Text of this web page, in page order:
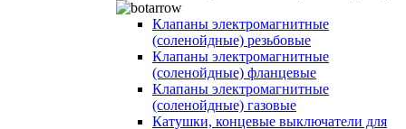
Клапаны электромагнитные
(соленойдные) резьбовые
Клапаны электромагнитные
(соленойдные) фланцевые
Клапаны электромагнитные
(соленойдные) газовые
Катушки, концевые выключатели для